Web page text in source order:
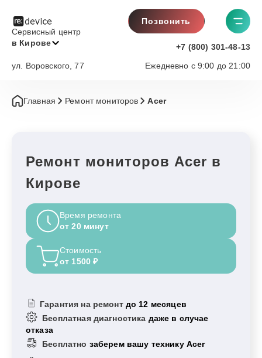
Сервисный центр
в Кирове
Позвонить
+7 (800) 301-48-13
Ежедневно с 9:00 до 21:00
ул. Воровского, 77
Главная Ремонт мониторов Acer
Ремонт мониторов Acer в
Кирове
Время ремонта
от 20 минут
Стоимость
от 1500 ₽
Гарантия на ремонт до 12 месяцев
Бесплатная диагностика даже в случае
отказа
Бесплатно заберем вашу технику Acer